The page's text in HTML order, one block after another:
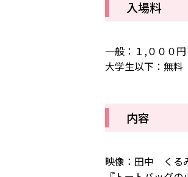
入場料
一般：１,０００円
大学生以下：無料
内容
映像：田中 くる